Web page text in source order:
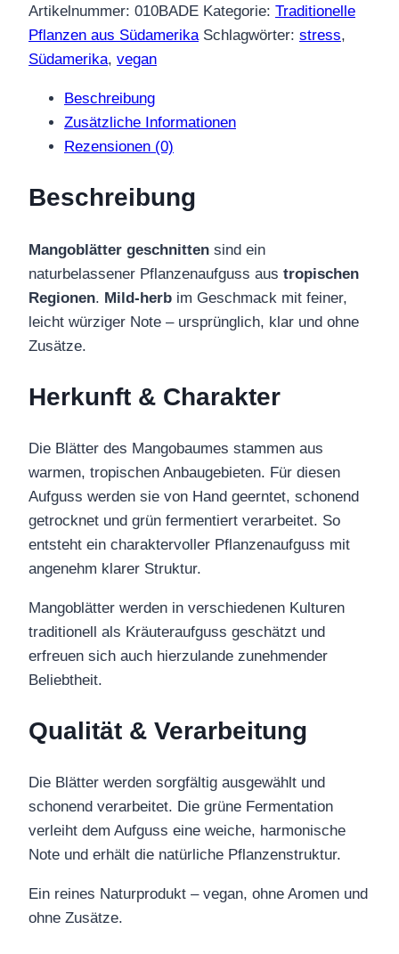
–
Traditioneller
Tee
Artikelnummer: 010BADE Kategorie: Traditionelle
Pflanzen aus Südamerika Schlagwörter: stress,
Südamerika, vegan
Beschreibung
Zusätzliche Informationen
Rezensionen (0)
Beschreibung
Mangoblätter geschnitten sind ein
naturbelassener Pflanzenaufguss aus tropischen
Regionen. Mild-herb im Geschmack mit feiner,
leicht würziger Note – ursprünglich, klar und ohne
Zusätze.
Herkunft & Charakter
Die Blätter des Mangobaumes stammen aus
warmen, tropischen Anbaugebieten. Für diesen
Aufguss werden sie von Hand geerntet, schonend
getrocknet und grün fermentiert verarbeitet. So
entsteht ein charaktervoller Pflanzenaufguss mit
angenehm klarer Struktur.
Mangoblätter werden in verschiedenen Kulturen
traditionell als Kräuteraufguss geschätzt und
erfreuen sich auch hierzulande zunehmender
Beliebtheit.
Qualität & Verarbeitung
Die Blätter werden sorgfältig ausgewählt und
schonend verarbeitet. Die grüne Fermentation
verleiht dem Aufguss eine weiche, harmonische
Note und erhält die natürliche Pflanzenstruktur.
Ein reines Naturprodukt – vegan, ohne Aromen und
ohne Zusätze.